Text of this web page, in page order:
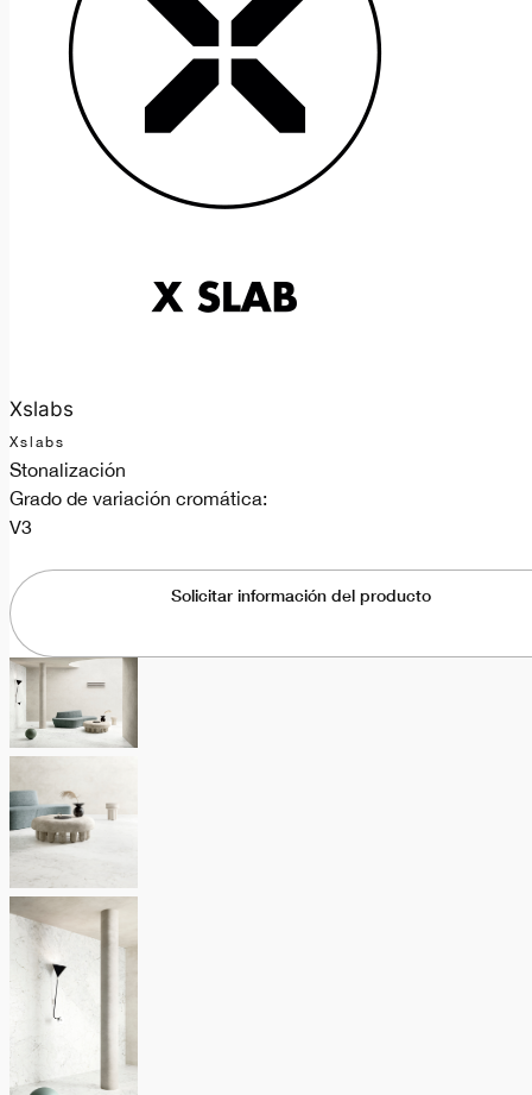
Xslabs
Xslabs
Stonalización
Grado de variación cromática:
V3
Solicitar información del producto